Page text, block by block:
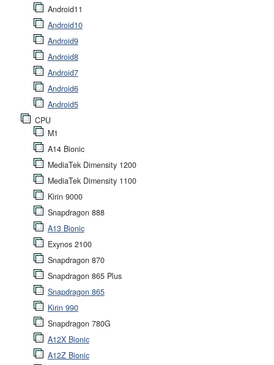
Android11
Android10
Android9
Android8
Android7
Android6
Android5
CPU
M1
A14 Bionic
MediaTek Dimensity 1200
MediaTek Dimensity 1100
Kirin 9000
Snapdragon 888
A13 Bionic
Exynos 2100
Snapdragon 870
Snapdragon 865 Plus
Snapdragon 865
Kirin 990
Snapdragon 780G
A12X Bionic
A12Z Bionic